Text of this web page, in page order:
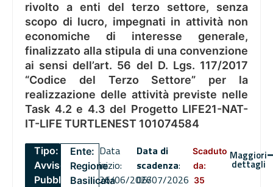
rivolto a enti del terzo settore, senza
scopo di lucro, impegnati in attività non
economiche di interesse generale,
finalizzato alla stipula di una convenzione
ai sensi dell’art. 56 del D. Lgs. 117/2017
“Codice del Terzo Settore” per la
realizzazione delle attività previste nelle
Task 4.2 e 4.3 del Progetto LIFE21-NAT-
IT-LIFE TURTLENEST 101074584
Tipo:
Avviso
Pubblico
Ente:
Regione
Basilicata
Data
inizio:
26/06/2026
Data di
scadenza:
06/07/2026
Scaduto
da:
35
Maggiori
dettagli